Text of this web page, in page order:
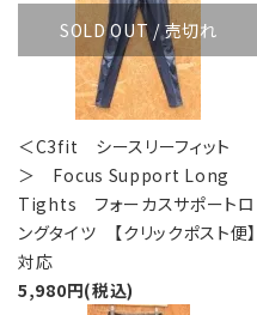
SOLD OUT / 売切れ
＜C3fit シースリーフィット
＞ Focus Support Long
Tights フォーカスサポートロ
ングタイツ 【クリックポスト便】
対応
5,980円(税込)